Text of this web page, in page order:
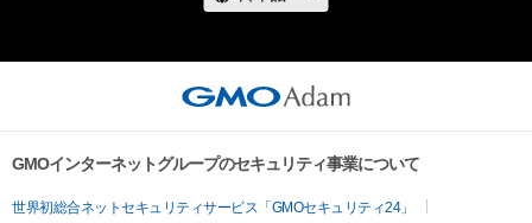
GMOインターネットグループのセキュリティ事業について
世界初総合ネットセキュリティサービス「GMOセキュリティ24」